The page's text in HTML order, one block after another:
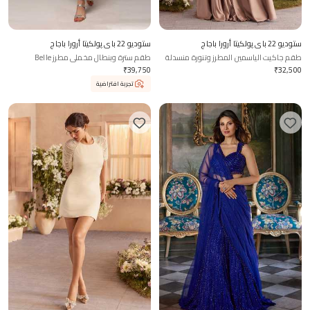
ستوديو 22 باي پولكيتا أرورا باجاج
طقم جاكيت الياسمين المطرز وتنورة منسدلة
انسيابية₹32,500
ستوديو 22 باي پولكيتا أرورا باجاج
طقم سترة وبنطال مخملي مطرز Belle
₹39,750
تجربة افتراضية